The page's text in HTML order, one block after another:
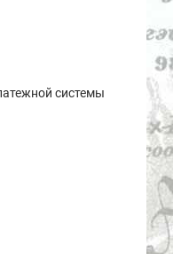
системы